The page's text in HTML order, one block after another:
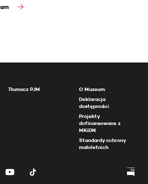
Tłumacz PJM
O Muzeum
Deklaracja
dostępności
Projekty
dofinansowane z
MKiDN
Standardy ochrony
małoletnich